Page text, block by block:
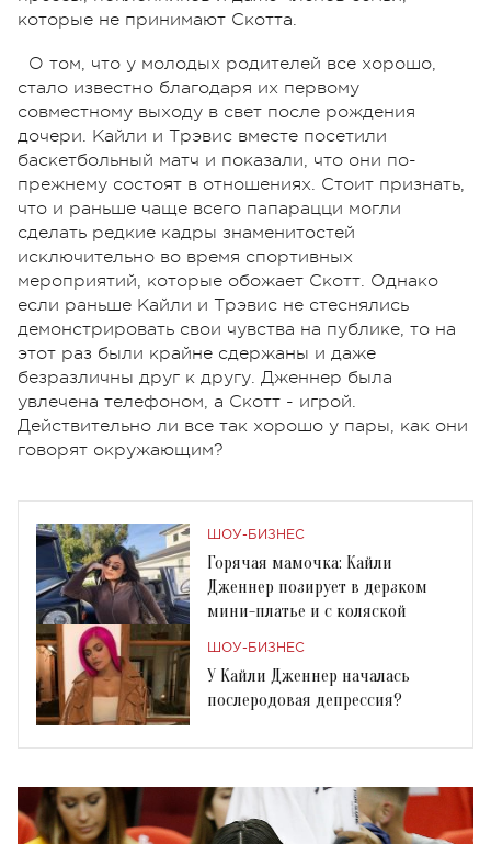
которые не принимают Скотта.
О том, что у молодых родителей все хорошо,
стало известно благодаря их первому
совместному выходу в свет после рождения
дочери. Кайли и Трэвис вместе посетили
баскетбольный матч и показали, что они по-
прежнему состоят в отношениях. Стоит признать,
что и раньше чаще всего папарацци могли
сделать редкие кадры знаменитостей
исключительно во время спортивных
мероприятий, которые обожает Скотт. Однако
если раньше Кайли и Трэвис не стеснялись
демонстрировать свои чувства на публике, то на
этот раз были крайне сдержаны и даже
безразличны друг к другу. Дженнер была
увлечена телефоном, а Скотт - игрой.
Действительно ли все так хорошо у пары, как они
говорят окружающим?
ШОУ-БИЗНЕС
Горячая мамочка: Кайли
Дженнер позирует в дерзком
мини-платье и с коляской
ШОУ-БИЗНЕС
У Кайли Дженнер началась
послеродовая депрессия?